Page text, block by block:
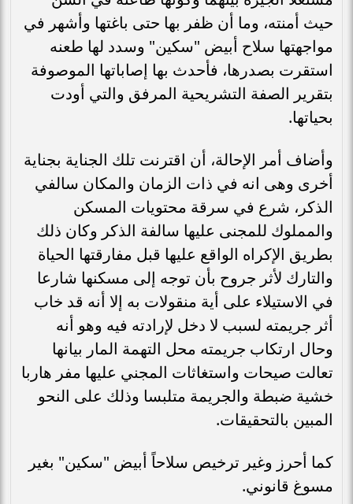
حيث أمنته، وما أن ظفر بها حتى باغتها وأشهر في
مواجهتها سلاح أبيض "سكين" وسدد لها طعنه
استقرت بصدرها، فأحدث بها إصاباتها الموصوفة
بتقرير الصفة التشريحية المرفق والتي أودت
بحياتها.
وأضاف أمر الإحالة، أن اقترنت تلك الجناية بجناية
أخرى وهى انه في ذات الزمان والمكان سالفي
الذكر، شرع في سرقة محتويات المسكن
والمملوك للمجنى عليها سالفة الذكر وكان ذلك
بطريق الإكراه الواقع عليها قبل مفارقتها الحياة
والتارك لأثر جروح بأن توجه إلى مسكنها شارعا
في الاستيلاء على أية منقولات به إلا أنه قد خاب
أثر جريمته لسبب لا دخل لإرادته فيه وهو أنه
وحال ارتكاب جريمته محل التهمة المار بيانها
تعالت صيحات واستغاثات المجني عليها مفر هاربا
خشية ضبطة والجريمة متلبسا وذلك على النحو
المبين بالتحقيقات.
كما أحرز وغير ترخيص سلاحاً أبيض "سكين" بغير
مسوغ قانوني.